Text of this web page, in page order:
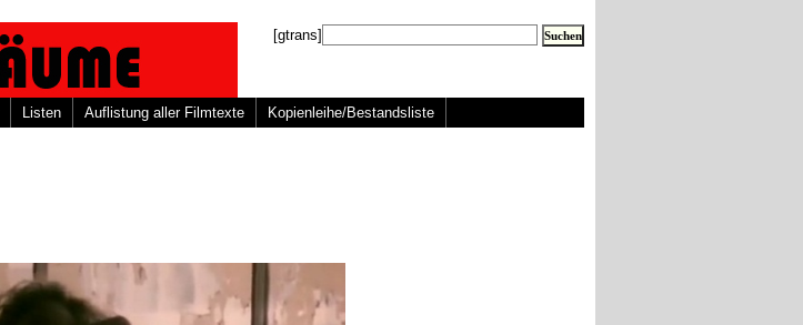
[gtrans]
Listen Auflistung aller Filmtexte Kopienleihe/Bestandsliste